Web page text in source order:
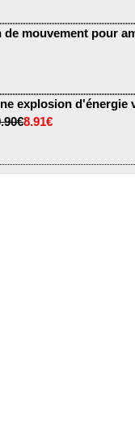
mouvement pour
explosion d'énergie
8.91€